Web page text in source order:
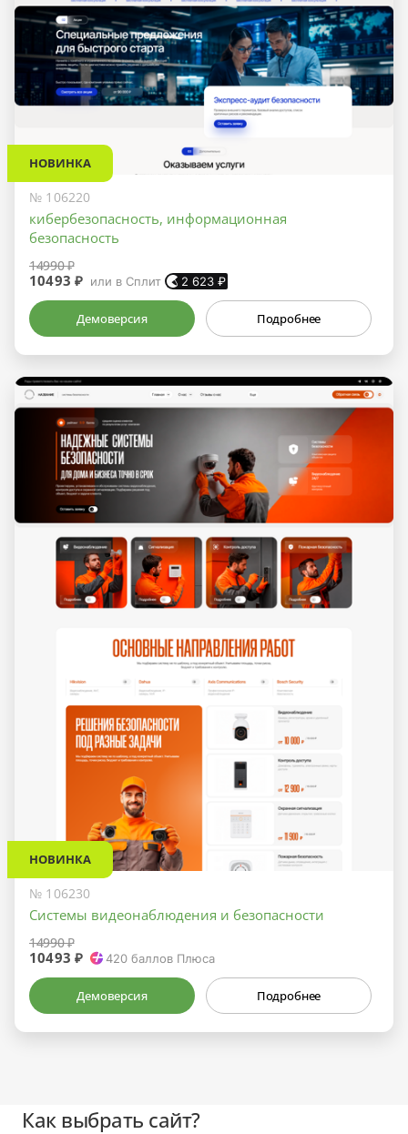
НОВИНКА
№ 106220
кибербезопасность, информационная
безопасность
14990 ₽
10493 ₽ или в Сплит 2 623 ₽
Демоверсия Подробнее
НОВИНКА
№ 106230
Системы видеонаблюдения и безопасности
14990 ₽
10493 ₽ 420 баллов Плюса
Демоверсия Подробнее
Как выбрать сайт?